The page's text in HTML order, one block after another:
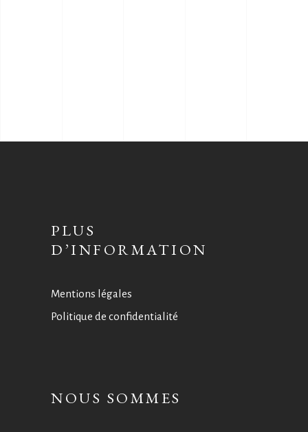
PLUS
D’INFORMATION
Mentions légales
Politique de confidentialité
NOUS SOMMES